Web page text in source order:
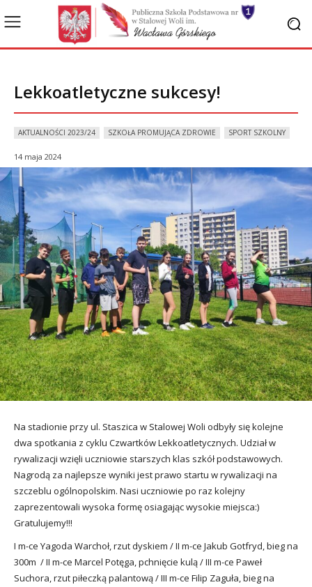
Lekkoatletyczne sukcesy!
AKTUALNOŚCI 2023/24 SZKOŁA PROMUJĄCA ZDROWIE SPORT SZKOLNY
14 maja 2024
Na stadionie przy ul. Staszica w Stalowej Woli odbyły się kolejne
dwa spotkania z cyklu Czwartków Lekkoatletycznych. Udział w
rywalizacji wzięli uczniowie starszych klas szkół podstawowych.
Nagrodą za najlepsze wyniki jest prawo startu w rywalizacji na
szczeblu ogólnopolskim. Nasi uczniowie po raz kolejny
zaprezentowali wysoka formę osiagając wysokie miejsca:)
Gratulujemy!!!
I m-ce Yagoda Warchoł, rzut dyskiem / II m-ce Jakub Gotfryd, bieg na
300m / II m-ce Marcel Potęga, pchnięcie kulą / III m-ce Paweł
Suchora, rzut piłeczką palantową / III m-ce Filip Zaguła, bieg na